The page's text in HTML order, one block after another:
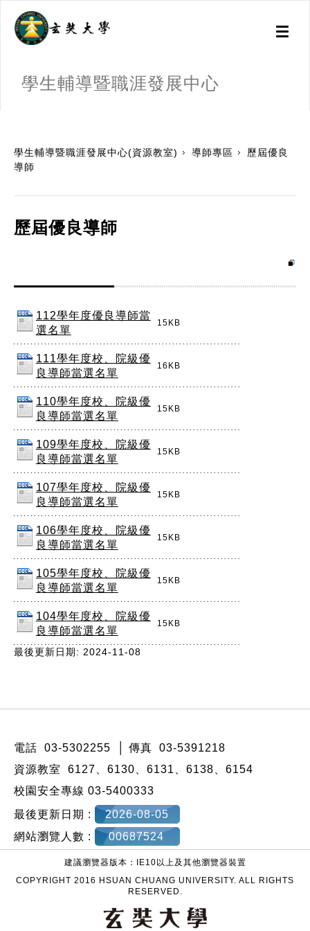
Toggle
學生輔導暨職涯發展中心
學生輔導暨職涯發展中心(資源教室) 導師專區
歷屆優良
導師
歷屆優良導師
112學年度優良導師當
選名單
15KB
111學年度校、院級優
良導師當選名單
16KB
110學年度校、院級優
良導師當選名單
15KB
109學年度校、院級優
良導師當選名單
15KB
107學年度校、院級優
良導師當選名單
15KB
106學年度校、院級優
良導師當選名單
15KB
105學年度校、院級優
良導師當選名單
15KB
104學年度校、院級優
良導師當選名單
15KB
最後更新日期: 2024-11-08
電話 03-5302255 │ 傳真 03-5391218
資源教室 6127、6130、6131、6138、6154
校園安全專線 03-5400333
最後更新日期 :
2026-08-05
網站瀏覽人數 :
00687524
建議瀏覽器版本：IE10以上及其他瀏覽器裝置
COPYRIGHT 2016 HSUAN CHUANG UNIVERSITY. ALL RIGHTS
RESERVED.